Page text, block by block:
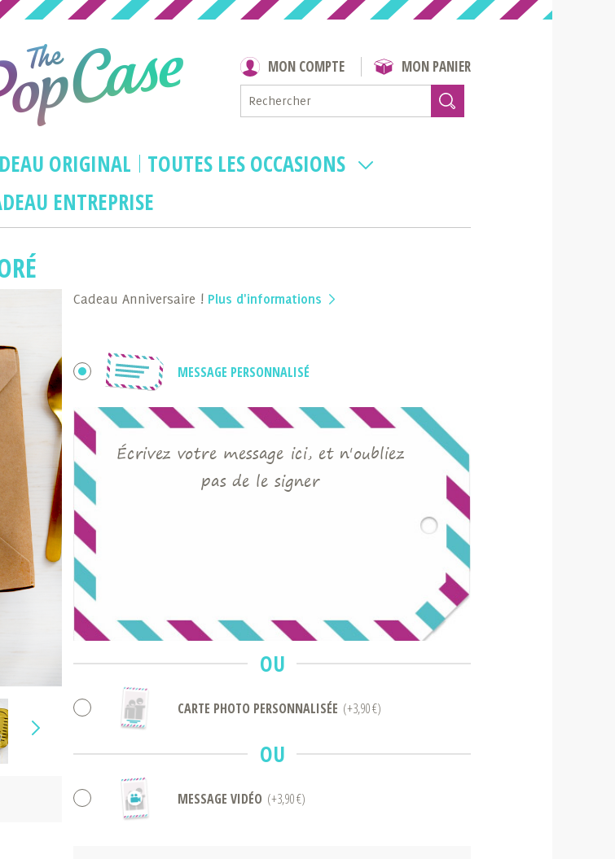
MON COMPTE MON PANIER
ORIGINAL
TOUTES LES OCCASIONS
ENTREPRISE
Cadeau Anniversaire ! Plus d'informations
MESSAGE PERSONNALISÉ
Écrivez votre message ici, et n'oubliez
pas de le signer
OU
CARTE PHOTO PERSONNALISÉE (+3,90 €)
OU
MESSAGE VIDÉO (+3,90 €)